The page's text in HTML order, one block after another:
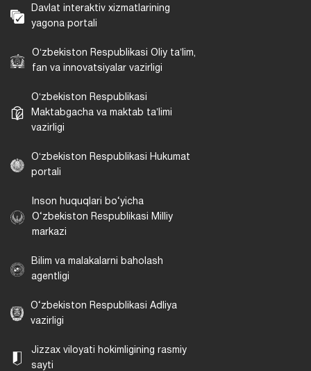
Davlat interaktiv xizmatlarining
yagona portali
Oʻzbekiston Respublikasi Oliy taʼlim,
fan va innovatsiyalar vazirligi
Oʻzbekiston Respublikasi
Maktabgacha va maktab taʼlimi
vazirligi
Oʻzbekiston Respublikasi Hukumat
portali
Inson huquqlari bo‘yicha
O‘zbekiston Respublikasi Milliy
markazi
Bilim va malakalarni baholash
agentligi
O‘zbekiston Respublikasi Adliya
vazirligi
Jizzax viloyati hokimligining rasmiy
sayti